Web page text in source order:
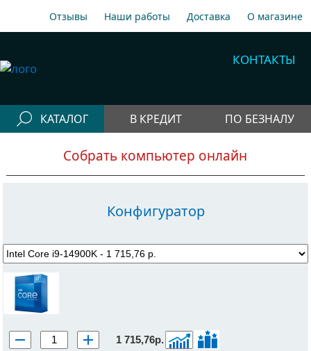
Отзывы Наши работы Доставка О магазине
КОНТАКТЫ
A1 +375 29 198-70-77
Гор +375 17 256-18-09
Telegram Viber
КАТАЛОГ В КРЕДИТ ПО БЕЗНАЛУ
Конфигураторы
Компьютеры
Рабочие станции
Моноблоки
Периферия
Собрать компьютер онлайн
Собрать компьютер онлайн
Конфигуратор
1 715,76р.